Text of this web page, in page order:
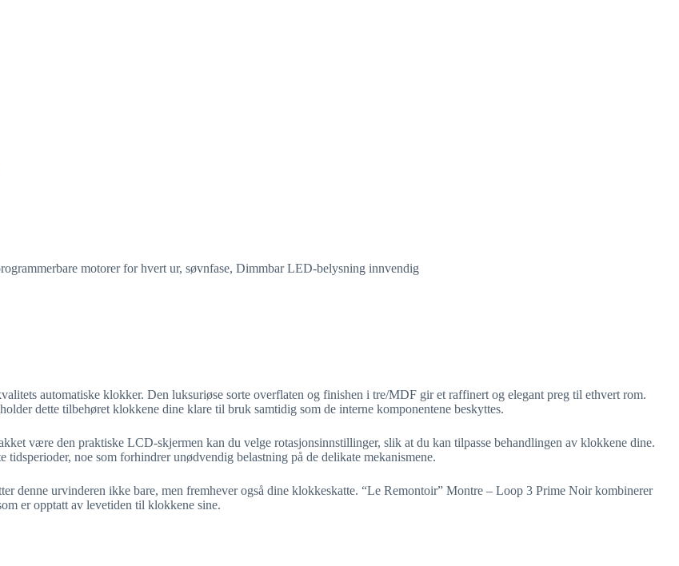
motorer for hvert ur, søvnfase, Dimmbar LED-belysning innvendig
automatiske klokker. Den luksuriøse sorte overflaten og finishen i tre/MDF gir et raffinert og elegant preg til ethvert rom.
dette tilbehøret klokkene dine klare til bruk samtidig som de interne komponentene beskyttes.
være den praktiske LCD-skjermen kan du velge rotasjonsinnstillinger, slik at du kan tilpasse behandlingen av klokkene dine.
noe som forhindrer unødvendig belastning på de delikate mekanismene.
denne urvinderen ikke bare, men fremhever også dine klokkeskatte. “Le Remontoir” Montre – Loop 3 Prime Noir kombinerer
er opptatt av levetiden til klokkene sine.